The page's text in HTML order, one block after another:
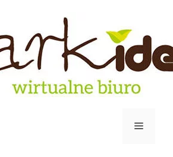
Menu